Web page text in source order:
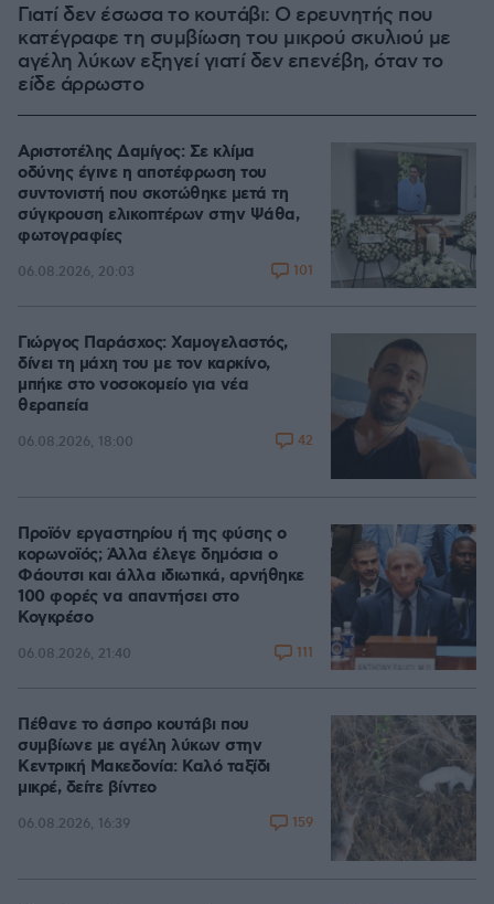
Γιατί δεν έσωσα το κουτάβι: Ο ερευνητής που
κατέγραφε τη συμβίωση του μικρού σκυλιού με
αγέλη λύκων εξηγεί γιατί δεν επενέβη, όταν το
είδε άρρωστο
Αριστοτέλης Δαμίγος: Σε κλίμα
οδύνης έγινε η αποτέφρωση του
συντονιστή που σκοτώθηκε μετά τη
σύγκρουση ελικοπτέρων στην Ψάθα,
φωτογραφίες
06.08.2026, 20:03 101
Γιώργος Παράσχος: Χαμογελαστός,
δίνει τη μάχη του με τον καρκίνο,
μπήκε στο νοσοκομείο για νέα
θεραπεία
06.08.2026, 18:00 42
Προϊόν εργαστηρίου ή της φύσης ο
κορωνοϊός; Άλλα έλεγε δημόσια ο
Φάουτσι και άλλα ιδιωτικά, αρνήθηκε
100 φορές να απαντήσει στο
Κογκρέσο
06.08.2026, 21:40 111
Πέθανε το άσπρο κουτάβι που
συμβίωνε με αγέλη λύκων στην
Κεντρική Μακεδονία: Καλό ταξίδι
μικρέ, δείτε βίντεο
06.08.2026, 16:39 159